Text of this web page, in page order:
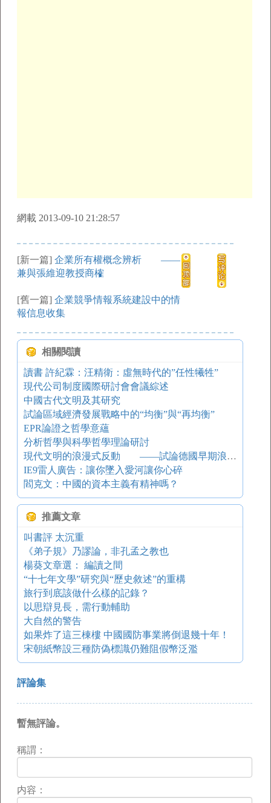
網載 2013-09-10 21:28:57
[新一篇] 企業所有權概念辨析 ——
兼與張維迎教授商榷
[舊一篇] 企業競爭情報系統建設中的情
報信息收集
相關閱讀
讀書 許紀霖：汪精衛：虛無時代的”任性犧牲”
現代公司制度國際研討會會議綜述
中國古代文明及其研究
試論區域經濟發展戰略中的“均衡”與“再均衡”
EPR論證之哲學意蘊
分析哲學與科學哲學理論研討
現代文明的浪漫式反動 ——試論德國早期浪漫主義政治思想
IE9雷人廣告：讓你墜入愛河讓你心碎
閻克文：中國的資本主義有精神嗎？
推薦文章
叫書評 太沉重
《弟子規》乃謬論，非孔孟之教也
楊葵文章選： 編讀之間
“十七年文學”研究與“歷史敘述”的重構
旅行到底該做什么樣的記錄？
以思辯見長，需行動輔助
大自然的警告
如果炸了這三棟樓 中國國防事業將倒退幾十年！
宋朝紙幣設三種防偽標識仍難阻假幣泛濫
評論集
暫無評論。
稱謂：
内容：